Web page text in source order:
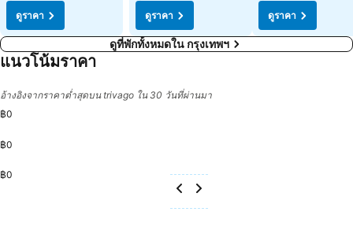
ดูราคา
ดูราคา
ดูราคา
ดูที่พักทั้งหมดใน กรุงเทพฯ
แนวโน้มราคา
อ้างอิงจากราคาต่ำสุดบน trivago ใน 30 วันที่ผ่านมา
฿0
฿0
฿0